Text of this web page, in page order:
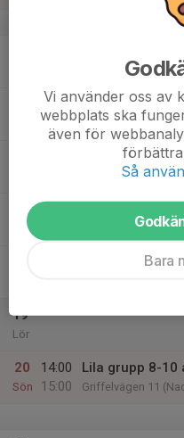
17
Tor Griffelvägen 11
19
Lör
20
Sön
14:00
15:00
Lila grupp 8-10
Griffelvägen 11
Vi använder oss av
webbplats ska
även för
Så
Bara